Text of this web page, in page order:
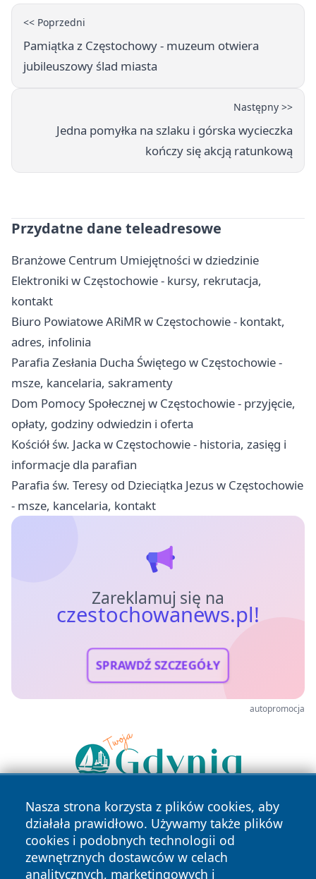
<< Poprzedni
Pamiątka z Częstochowy - muzeum otwiera
jubileuszowy ślad miasta
Następny >>
Jedna pomyłka na szlaku i górska wycieczka
kończy się akcją ratunkową
Przydatne dane teleadresowe
Branżowe Centrum Umiejętności w dziedzinie
Elektroniki w Częstochowie - kursy, rekrutacja,
kontakt
Biuro Powiatowe ARiMR w Częstochowie - kontakt,
adres, infolinia
Parafia Zesłania Ducha Świętego w Częstochowie -
msze, kancelaria, sakramenty
Dom Pomocy Społecznej w Częstochowie - przyjęcie,
opłaty, godziny odwiedzin i oferta
Kościół św. Jacka w Częstochowie - historia, zasięg i
informacje dla parafian
Parafia św. Teresy od Dzieciątka Jezus w Częstochowie
- msze, kancelaria, kontakt
Zareklamuj się na
czestochowanews.pl!
SPRAWDŹ SZCZEGÓŁY
autopromocja
Nasza strona korzysta z plików cookies, aby
działała prawidłowo. Używamy także plików
cookies i podobnych technologii od
zewnętrznych dostawców w celach
analitycznych, marketingowych i